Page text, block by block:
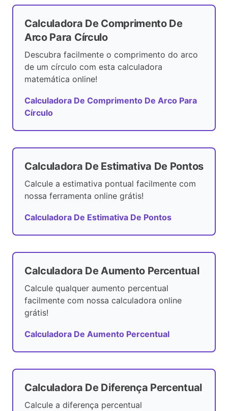
Calculadora De Comprimento De
Arco Para Círculo
Descubra facilmente o comprimento do arco
de um círculo com esta calculadora
matemática online!
Calculadora De Comprimento De Arco Para
Círculo
Calculadora De Estimativa De Pontos
Calcule a estimativa pontual facilmente com
nossa ferramenta online grátis!
Calculadora De Estimativa De Pontos
Calculadora De Aumento Percentual
Calcule qualquer aumento percentual
facilmente com nossa calculadora online
grátis!
Calculadora De Aumento Percentual
Calculadora De Diferença Percentual
Calcule a diferença percentual